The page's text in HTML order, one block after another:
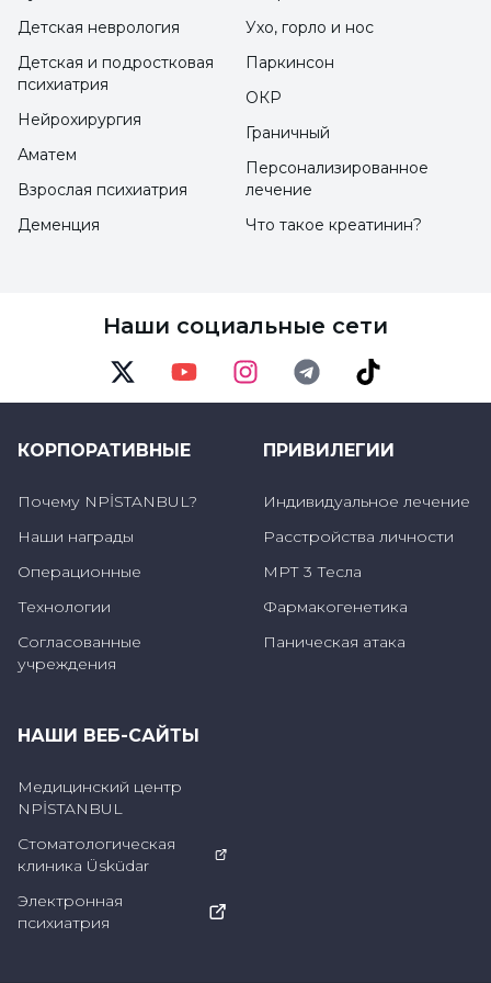
требующие напряженного мышления,
Он теряет свои вещи,
Он легко отвлекается,
обязанностях.
СДВГ не вызывается ошибками в
поведении родителей или учителей. СДВГ -
это нейробиологическое расстройство с
причины следующие;
Окончание университета (5-10%),
Очень мало друзей или их полное
(70-80%),
деятельность (40-50%),
Уровень курения и злоупотребления
Детская неврология
Ухо, горло и нос
Детская и подростковая
психиатрия
Нейрохирургия
Аматем
Взрослая психиатрия
Деменция
Паркинсон
ОКР
Граничный
Персонализированное
лечение
Что такое креатинин?
Наши социальные сети
КОРПОРАТИВНЫЕ
Почему NPİSTANBUL?
Наши награды
Операционные
Технологии
Согласованные
учреждения
ПРИВИЛЕГИИ
Индивидуальное лечение
Расстройства личности
МРТ 3 Тесла
Фармакогенетика
Паническая атака
НАШИ ВЕБ-САЙТЫ
Медицинский центр
NPİSTANBUL
Стоматологическая
клиника Üsküdar
Электронная
психиатрия